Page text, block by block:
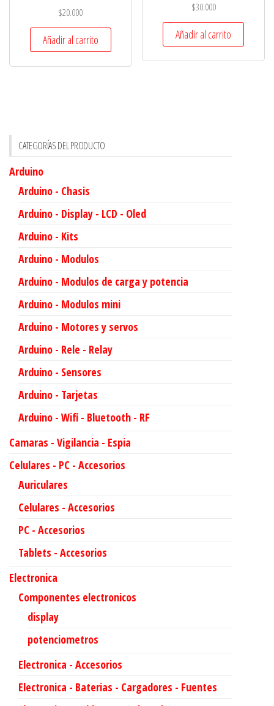
$20.000
Añadir al carrito
$30.000
Añadir al carrito
CATEGORÍAS DEL PRODUCTO
Arduino
Arduino - Chasis
Arduino - Display - LCD - Oled
Arduino - Kits
Arduino - Modulos
Arduino - Modulos de carga y potencia
Arduino - Modulos mini
Arduino - Motores y servos
Arduino - Rele - Relay
Arduino - Sensores
Arduino - Tarjetas
Arduino - Wifi - Bluetooth - RF
Camaras - Vigilancia - Espia
Celulares - PC - Accesorios
Auriculares
Celulares - Accesorios
PC - Accesorios
Tablets - Accesorios
Electronica
Componentes electronicos
display
potenciometros
Electronica - Accesorios
Electronica - Baterias - Cargadores - Fuentes